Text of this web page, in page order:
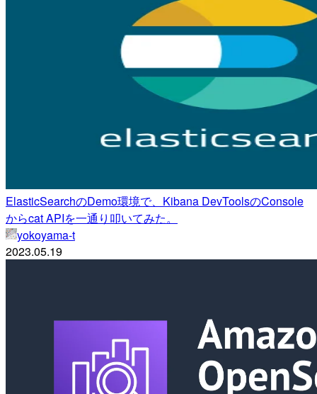
ElasticSearchのDemo環境で、Kibana DevToolsのConsole
からcat APIを一通り叩いてみた。
yokoyama-t
2023.05.19